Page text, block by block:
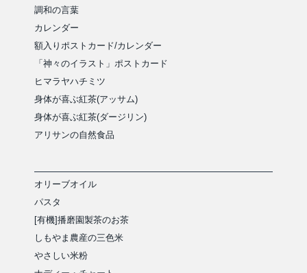
調和の言葉
カレンダー
額入りポストカード/カレンダー
「神々のイラスト」ポストカード
ヒマラヤハチミツ
身体が喜ぶ紅茶(アッサム)
身体が喜ぶ紅茶(ダージリン)
アリサンの自然食品
オリーブオイル
パスタ
[有機]播磨園製茶のお茶
しもやま農産の三色米
やさしい米粉